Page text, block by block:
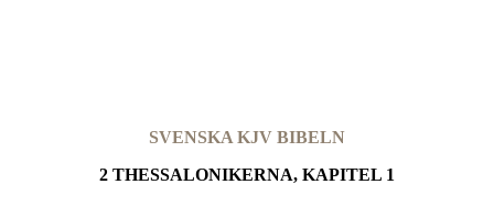
SVENSKA KJV BIBELN
2 THESSALONIKERNA, KAPITEL 1